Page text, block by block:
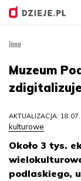
Inne
Muzeum
AKTUALIZACJA:
kulturowe
Około 3 tys.
podlaskiego,